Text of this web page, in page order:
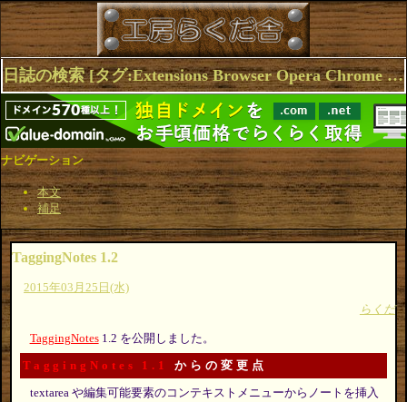
日誌の検索 [タグ:Extensions Browser Opera Chrome TaggingNotes] 1～2(2件中)
ナビゲーション
本文
補足
TaggingNotes 1.2
2015年03月25日(水)
らくだ
TaggingNotes1.2 を公開しました。
TaggingNotes 1.1 からの変更点
textarea や編集可能要素のコンテキストメニューからノートを挿入